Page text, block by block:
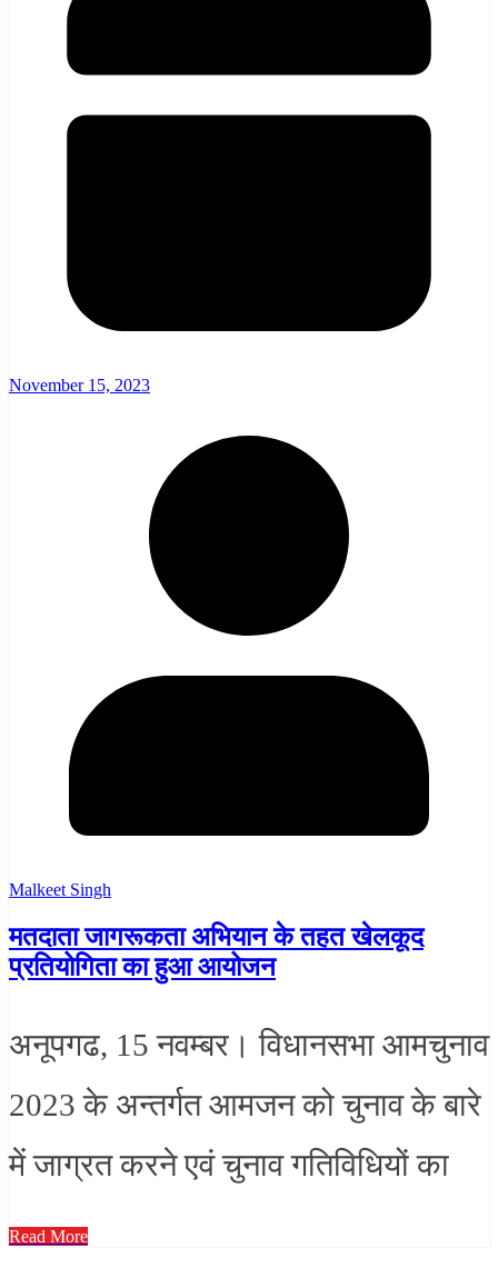
November 15, 2023
Malkeet Singh
मतदाता जागरूकता अभियान के तहत खेलकूद
प्रतियोगिता का हुआ आयोजन
अनूपगढ, 15 नवम्बर। विधानसभा आमचुनाव
2023 के अन्तर्गत आमजन को चुनाव के बारे
में जाग्रत करने एवं चुनाव गतिविधियों का
Read More